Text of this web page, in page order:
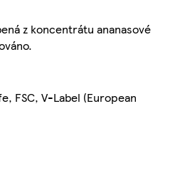
z koncentrátu ananasové
FSC, V-Label (European